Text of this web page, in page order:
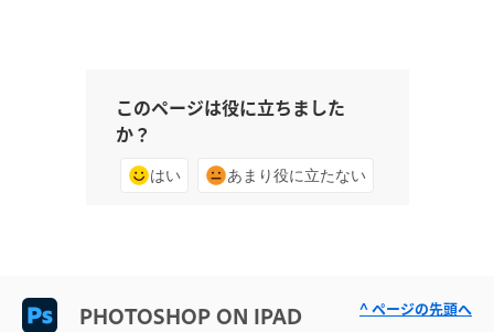
このページは役に立ちました
か？
はい あまり役に立たない
PHOTOSHOP ON IPAD ^ ページの先頭へ